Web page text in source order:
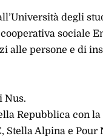
degli
sociale
alle persone e di
Nus.
Repubblica con
Stella Alpina e Pour